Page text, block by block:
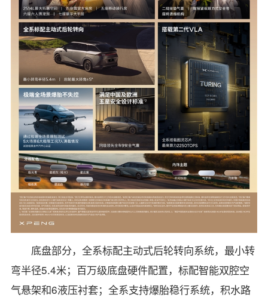
底盘部分，全系标配主动式后轮转向系统，最小转
弯半径5.4米；百万级底盘硬件配置，标配智能双腔空
气悬架和6液压衬套；全系支持爆胎稳行系统，积水路